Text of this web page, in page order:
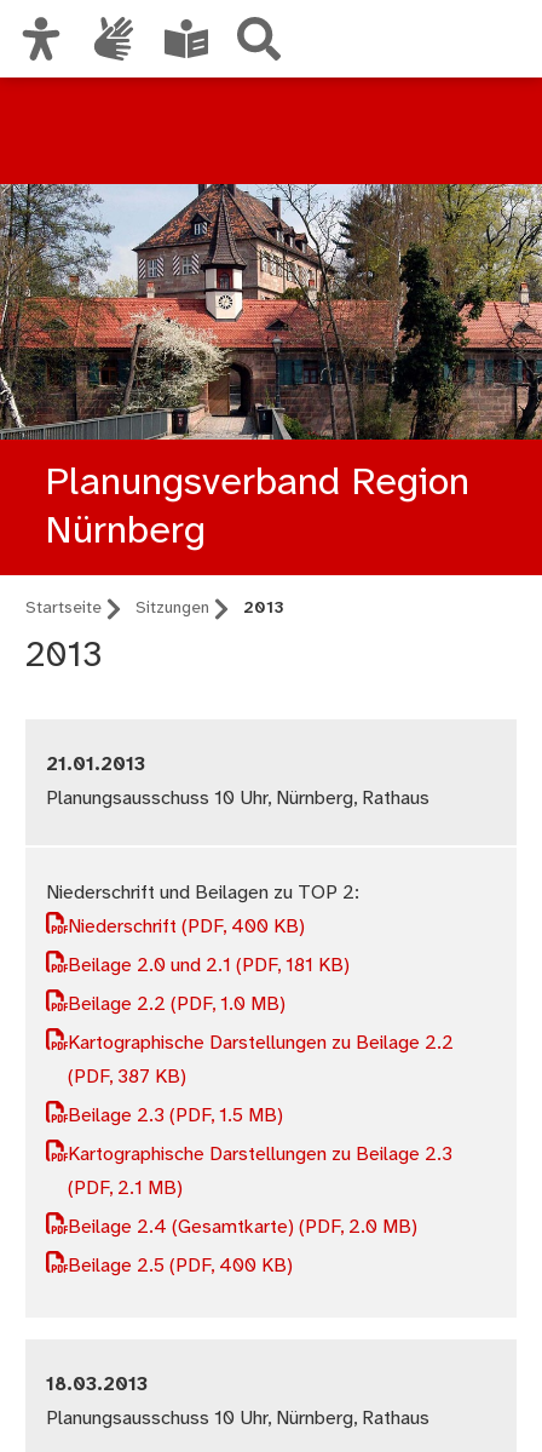
Planungsverband Region
Nürnberg
Startseite Sitzungen 2013
2013
21.01.2013
Planungsausschuss 10 Uhr, Nürnberg, Rathaus
Niederschrift und Beilagen zu TOP 2:
Niederschrift(PDF, 400 KB)
Beilage 2.0 und 2.1(PDF, 181 KB)
Beilage 2.2(PDF, 1.0 MB)
Kartographische Darstellungen zu Beilage 2.2
(PDF, 387 KB)
Beilage 2.3(PDF, 1.5 MB)
Kartographische Darstellungen zu Beilage 2.3
(PDF, 2.1 MB)
Beilage 2.4 (Gesamtkarte)(PDF, 2.0 MB)
Beilage 2.5(PDF, 400 KB)
18.03.2013
Planungsausschuss 10 Uhr, Nürnberg, Rathaus